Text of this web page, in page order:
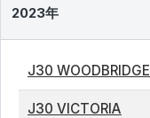
2023年
J30 WOODBRIDGE
J30 VICTORIA